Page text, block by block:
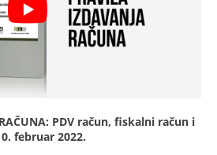
PDV račun, fiskalni račun i
februar 2022.